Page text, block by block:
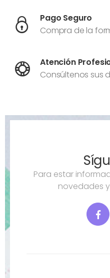
Pago Seguro
Compra de la
Atención
Consúltenos sus
Para estar
novedades